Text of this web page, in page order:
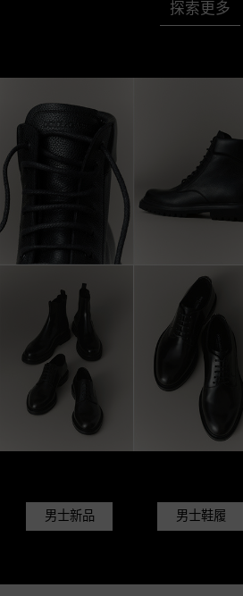
探索更多
男士鞋履
男士新品